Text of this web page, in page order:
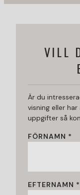
VILL
Är du
visning eller
uppgifter så
FÖRNAMN *
EFTERNAMN *